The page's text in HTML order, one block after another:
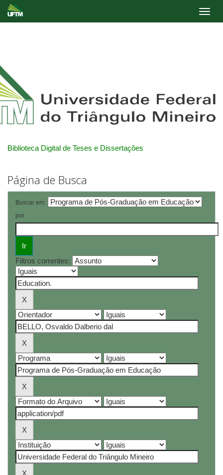
Biblioteca Digital de Teses e Dissertações
Página de Busca
Buscar em:
por
Filtros correntes: